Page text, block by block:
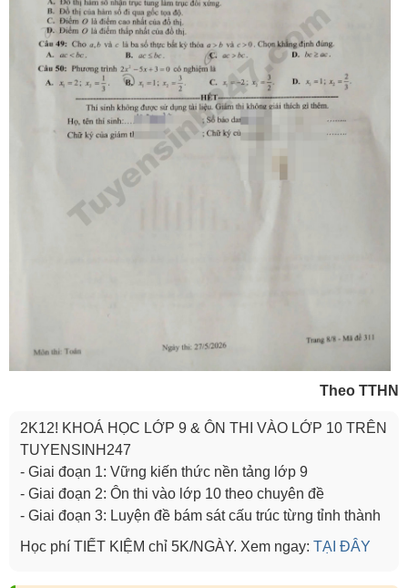
Theo TTHN
2K12! KHOÁ HỌC LỚP 9 & ÔN THI VÀO LỚP 10 TRÊN
TUYENSINH247
- Giai đoạn 1: Vững kiến thức nền tảng lớp 9
- Giai đoạn 2: Ôn thi vào lớp 10 theo chuyên đề
- Giai đoạn 3: Luyện đề bám sát cấu trúc từng tỉnh thành
Học phí TIẾT KIỆM chỉ 5K/NGÀY. Xem ngay: TẠI ĐÂY